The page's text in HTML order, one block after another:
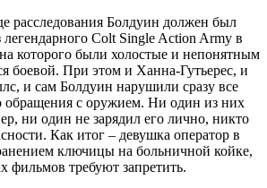
расследования Болдуин должен был
легендарного Colt Single Action Army в
которого были холостые и непонятным
боевой. При этом и Ханна-Гутьерес, и
и сам Болдуин нарушили сразу все
обращения с оружием. Ни один из них
ни один не зарядил его лично, никто
Как итог – девушка оператор в
ключицы на больничной койке,
фильмов требуют запретить.